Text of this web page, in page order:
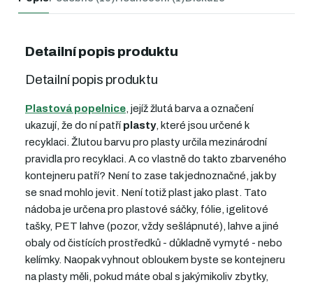
Detailní popis produktu
Detailní popis produktu
Plastová popelnice, jejíž žlutá barva a označení
ukazují, že do ní patříplasty, které jsou určené k
recyklaci. Žlutou barvu pro plasty určila mezinárodní
pravidla pro recyklaci. A co vlastně do takto zbarveného
kontejneru patří? Není to zase tak jednoznačné, jak by
se snad mohlo jevit. Není totiž plast jako plast. Tato
nádoba je určena pro plastové sáčky, fólie, igelitové
tašky, PET lahve (pozor, vždy sešlápnuté), lahve a jiné
obaly od čistících prostředků - důkladně vymyté - nebo
kelímky. Naopak vyhnout obloukem byste se kontejneru
na plasty měli, pokud máte obal s jakýmikoliv zbytky,